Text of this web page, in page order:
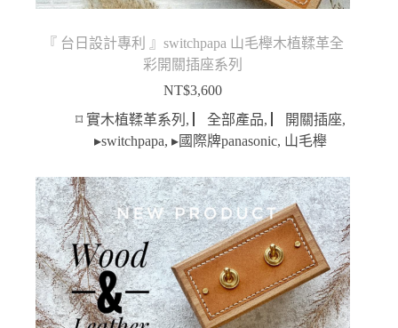
『 台日設計專利 』switchpapa 山毛櫸木植鞣革全
彩開關插座系列
NT$3,600
⌑ 實木植鞣革系列 , ▏全部產品, ▏開關插座,
▸switchpapa,▸國際牌panasonic, 山毛櫸